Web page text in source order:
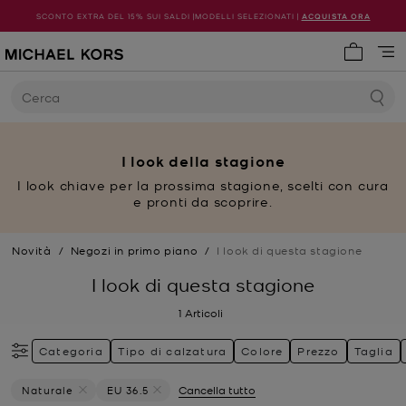
SCONTO EXTRA DEL 15% SUI SALDI |MODELLI SELEZIONATI | ACQUISTA ORA
Cerca
I look della stagione
I look chiave per la prossima stagione, scelti con cura
e pronti da scoprire.
Novità / Negozi in primo piano / I look di questa stagione
I look di questa stagione
1 Articoli
Categoria Tipo di calzatura Colore Prezzo Taglia
Naturale
EU 36.5
Cancella tutto